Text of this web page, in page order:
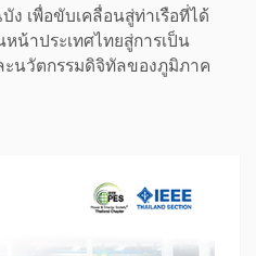
ง เพื่อขับเคลื่อนสู่ท่าเรือที่ได้
น้าประเทศไทยสู่การเป็น
นวัตกรรมดิจิทัลของภูมิภาค